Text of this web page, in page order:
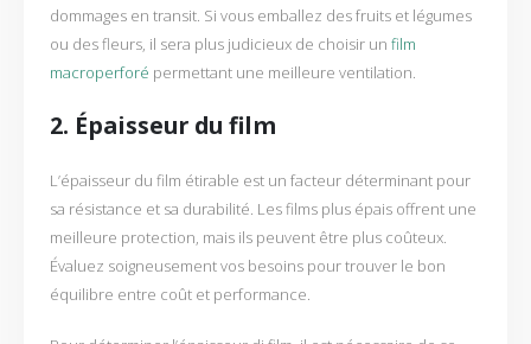
dommages en transit. Si vous emballez des fruits et légumes
ou des fleurs, il sera plus judicieux de choisir unfilm
macroperforé permettant une meilleure ventilation.
2. Épaisseur du film
L’épaisseur du film étirable est un facteur déterminant pour
sa résistance et sa durabilité. Les films plus épais offrent une
meilleure protection, mais ils peuvent être plus coûteux.
Évaluez soigneusement vos besoins pour trouver le bon
équilibre entre coût et performance.